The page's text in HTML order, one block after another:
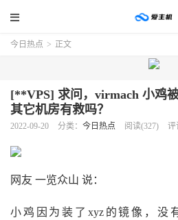
今日热点 > 正文
[**VPS] 求问，virmach 小鸡
其它机房有救吗？
2022-09-20 分类： 今日热点 阅读(327) 评
网友 一览众山 说：
小鸡因为装了xyz的镜像，没